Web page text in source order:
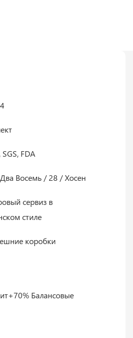
4
FDA
Два Восемь / 28 / Хосен
сервиз в
стиле
коробки
Балансовые